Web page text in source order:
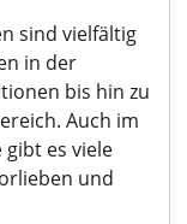
sind vielfältig
in der
bis hin zu
Auch im
es viele
und